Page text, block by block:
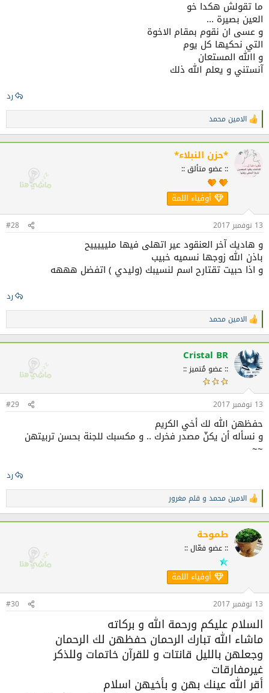
ما تقولش هكدا خو
العين بصيرة ...
و عسى ان نقوم بمقام الاخوة
التي نحكيها كل يوم
و االله المستعان
آنستني و يعلم الله ذلك
رد
ا
ل
ت
ف
ا
ع
الامين محمد
*حزن النبلاء*
:: عضو متألق ::
أوفياء اللمة
13 نوفمبر 2017 #28
و هاديك آخر العنقود عير اتهلى فيها مليييييح
باذن الله زوجها نسميه خبيب
و اذا حبيت تقتارح اسم لنسيبك (وليدي ) اتفضل هههه
رد
ا
ل
ت
ف
ا
ع
ا
ت
:
الامين محمد
Cristal BR
:: عضو مُتميز ::
13 نوفمبر 2017 #29
حفظهن الله لك أخي الكريم
و نسأله أن يكنّ مصدر فخرك .. و مكسبك للجنة بحسن تربيتهن
~~
رد
ا
ل
ت
ف
ا
ع
الامين محمد و قلم مغرور
طموحة
:: عضو فعّال ::
أوفياء اللمة
13 نوفمبر 2017 #30
السلام عليكم ورحمة الله و بركاته
ماشاء الله تبارك الرحمان حفظهن لك الرحمان
وجعلهن بالليل قانتات و للقرآن خاتمات وللذكر
غيرمفارقات
أقر الله عينك بهن و بأخيهن اسلام